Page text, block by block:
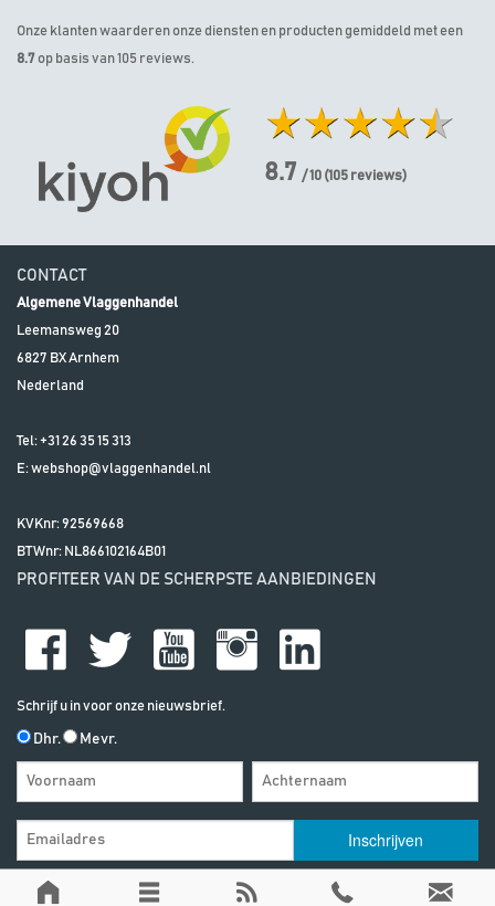
Onze klanten waarderen onze diensten en producten gemiddeld met een
8.7 op basis van 105 reviews.
8.7 / 10 (105 reviews)
CONTACT
Algemene Vlaggenhandel
Leemansweg 20
6827 BXArnhem
Nederland
Tel: +31 26 35 15 313
E:webshop@vlaggenhandel.nl
KVKnr: 92569668
BTWnr: NL866102164B01
PROFITEER VAN DE SCHERPSTE AANBIEDINGEN
Schrijf u in voor onze nieuwsbrief.
Dhr. Mevr.
Algemene Voorwaarden| | Alle vermelde prijzen zijn exclusief btw, tenzij